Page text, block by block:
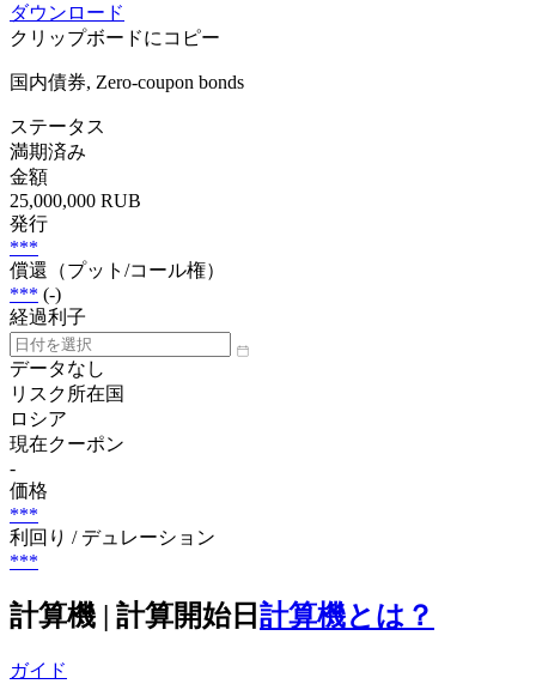
ダウンロード
クリップボードにコピー
国内債券, Zero-coupon bonds
ステータス
満期済み
金額
25,000,000 RUB
発行
***
償還（プット/コール権）
*** (-)
経過利子
データなし
リスク所在国
ロシア
現在クーポン
-
価格
***
利回り / デュレーション
***
計算機 | 計算開始日 計算機とは？
ガイド